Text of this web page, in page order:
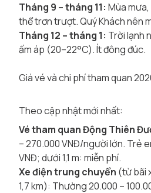
Tháng 9 – tháng 11: Mùa
thể trơn trượt. Quý Khách nên
Tháng 12 – tháng 1: Trời lạnh
ấm áp (20–22°C). Ít đông đúc.
Giá vé và chi phí tham quan
Theo cập nhật mới nhất:
Vé tham quan Động Thiên
– 270.000 VNĐ/người lớn. Trẻ
VNĐ; dưới 1,1 m: miễn phí.
Xe điện trung chuyển (từ bãi
1,7 km): Thường 20.000 –